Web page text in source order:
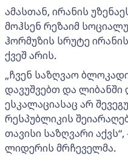
ამასთან, ირანის
მოჰსენ რეზაიმ
ჰორმუზის სრუტე
ქვეშ არის.
„ჩვენ საზღვაო
დავუშვებთ და ლიბანში
ესკალაციასაც არ
რესპუბლიკის
თავისი საზღვარი
ლიდერის მრჩეველმა.